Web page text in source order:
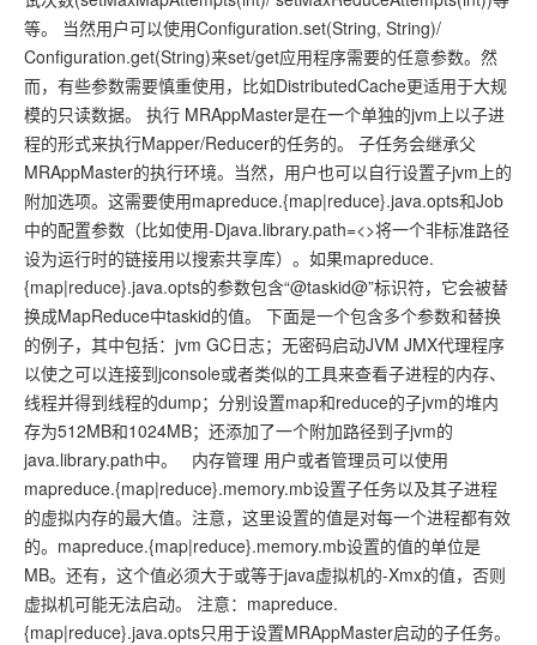
等。 当然用户可以使用Configuration.set(String, String)/
Configuration.get(String)来set/get应用程序需要的任意参数。然
而，有些参数需要慎重使用，比如DistributedCache更适用于大规
模的只读数据。 执行 MRAppMaster是在一个单独的jvm上以子进
程的形式来执行Mapper/Reducer的任务的。 子任务会继承父
MRAppMaster的执行环境。当然，用户也可以自行设置子jvm上的
附加选项。这需要使用mapreduce.{map|reduce}.java.opts和Job
中的配置参数（比如使用-Djava.library.path=<>将一个非标准路径
设为运行时的链接用以搜索共享库）。如果mapreduce.
{map|reduce}.java.opts的参数包含“@taskid@”标识符，它会被替
换成MapReduce中taskid的值。 下面是一个包含多个参数和替换
的例子，其中包括：jvm GC日志；无密码启动JVM JMX代理程序
以使之可以连接到jconsole或者类似的工具来查看子进程的内存、
线程并得到线程的dump；分别设置map和reduce的子jvm的堆内
存为512MB和1024MB；还添加了一个附加路径到子jvm的
java.library.path中。 内存管理 用户或者管理员可以使用
mapreduce.{map|reduce}.memory.mb设置子任务以及其子进程
的虚拟内存的最大值。注意，这里设置的值是对每一个进程都有效
的。mapreduce.{map|reduce}.memory.mb设置的值的单位是
MB。还有，这个值必须大于或等于java虚拟机的-Xmx的值，否则
虚拟机可能无法启动。 注意：mapreduce.
{map|reduce}.java.opts只用于设置MRAppMaster启动的子任务。